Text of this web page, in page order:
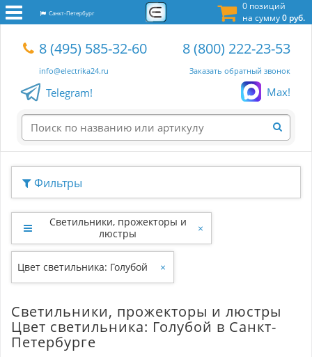
0 позиций
на сумму0 руб.
Санкт-Петербург
8 (495) 585-32-60
info@electrika24.ru
8 (800) 222-23-53
Заказать обратный звонок
Telegram! Max!
Фильтры
Светильники, прожекторы и
люстры
×
Цвет светильника: Голубой ×
Светильники, прожекторы и люстры
Цвет светильника: Голубой в Санкт-
Петербурге